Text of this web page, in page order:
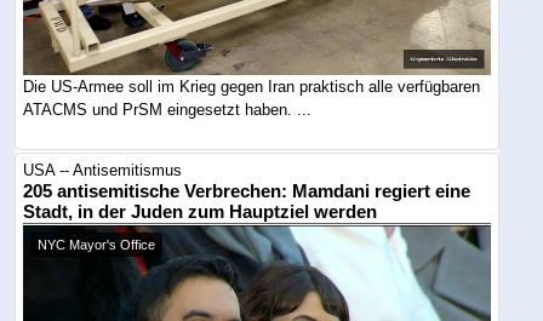
Die US-Armee soll im Krieg gegen Iran praktisch alle verfügbaren
ATACMS und PrSM eingesetzt haben. ...
USA -- Antisemitismus
205 antisemitische Verbrechen: Mamdani regiert eine
Stadt, in der Juden zum Hauptziel werden
NYC Mayor's Office